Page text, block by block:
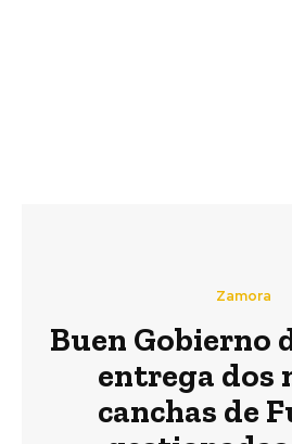
Zamora
Buen Gobierno
entrega dos
canchas de